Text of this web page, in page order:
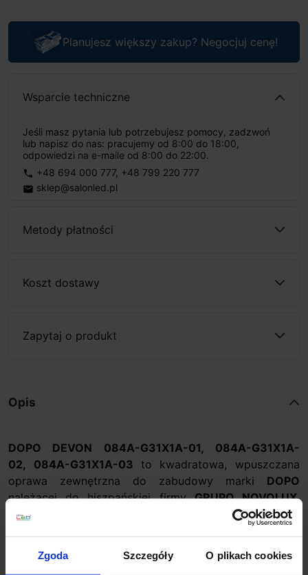
Zgoda Szczegóły O plikach cookies
Planujesz większy zakup? Negocjuj cenę!
Wsparcie techniczne
Jeśli masz pytania lub potrzebujesz pomocy, zadzwoń
lub napisz do nas: pracujemy od 8:00 do 18:00,
odpowiedzi na e-maile od 8:00 do 22:00.
phone +48 694 000 777, +48 799 220 777
email sklep@salonled.pl
Metody płatności
Koszt dostawy
Zapytaj o produkt
Opis
DOPO DEVON 084A-G31X1A-01, 084A-G31X1A-
02, 084A-G31X1A-03 to kwadratowa, wpuszczana
oprawa zewnętrzna do zabudowy marki DOPO
należącej do hiszpańskiej firmyGRUPO NOVOLUX.
Lampa wykonana jest z żywicy i metakrylatu oraz
dostępna jest w 3 kolorach do wyboru: czarnym,
T2 LED 3W. Ta nowoczesna, wpuszczana oprawa